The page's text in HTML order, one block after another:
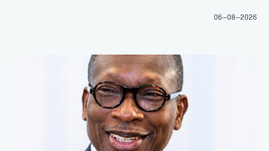
06-08-2026